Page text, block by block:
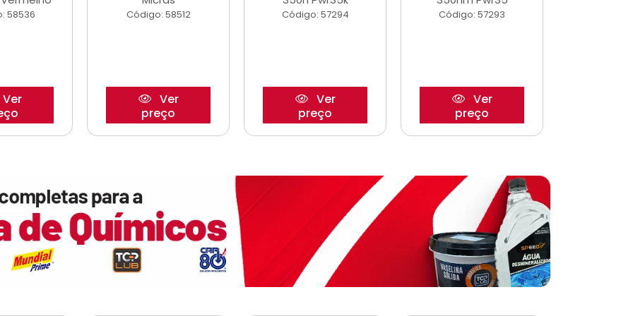
58536
Ver
Código: 58512
Ver
preço
Código: 57294
Ver
preço
Código: 57293
Ver
preço